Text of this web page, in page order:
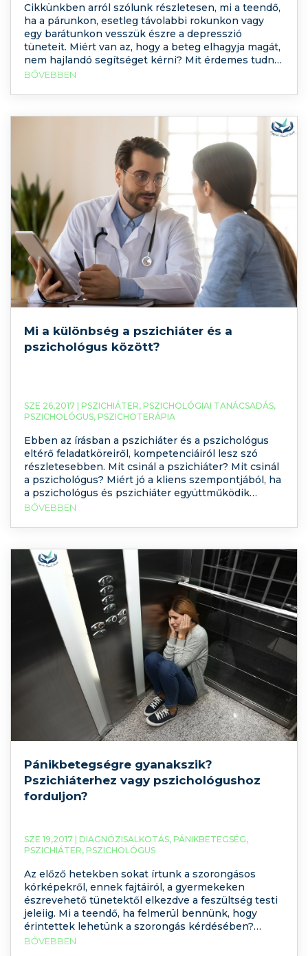
Cikkünkben arról szólunk részletesen, mi a teendő,
ha a párunkon, esetleg távolabbi rokunkon vagy
egy barátunkon vesszük észre a depresszió
tüneteit. Miért van az, hogy a beteg elhagyja magát,
nem hajlandó segítséget kérni? Mit érdemes tudni
a depresszióról? Mit tehet a szűkebb család, hogy
BŐVEBBEN
Mi a különbség a pszichiáter és a
pszichológus között?
SZE 26,2017 | PSZICHIÁTER, PSZICHOLÓGIAI TANÁCSADÁS,
PSZICHOLÓGUS, PSZICHOTERÁPIA
Ebben az írásban a pszichiáter és a pszichológus
eltérő feladatköreiről, kompetenciáiról lesz szó
részletesebben. Mit csinál a pszichiáter? Mit csinál
a pszichológus? Miért jó a kliens szempontjából, ha
a pszichológus és pszichiáter együttműködik
egymással?
BŐVEBBEN
Pánikbetegségre gyanakszik?
Pszichiáterhez vagy pszichológushoz
forduljon?
SZE 19,2017 | DIAGNÓZISALKOTÁS, PÁNIKBETEGSÉG,
PSZICHIÁTER, PSZICHOLÓGUS
Az előző hetekben sokat írtunk a szorongásos
kórképekről, ennek fajtáiról, a gyermekeken
észrevehető tünetektől elkezdve a feszültség testi
jeleiig. Mi a teendő, ha felmerül bennünk, hogy
érintettek lehetünk a szorongás kérdésében?
Hogyan zajlik a lelki bajok diagnosztizálása? Mire
BŐVEBBEN